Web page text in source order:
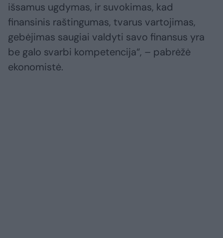
išsamus ugdymas, ir suvokimas, kad
finansinis raštingumas, tvarus vartojimas,
gebėjimas saugiai valdyti savo finansus yra
be galo svarbi kompetencija“, – pabrėžė
ekonomistė.